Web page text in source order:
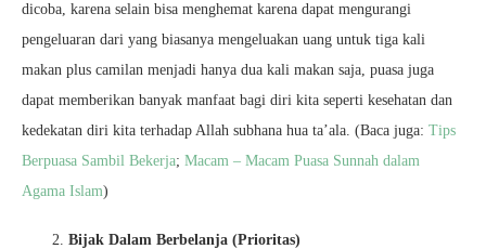
dicoba, karena selain bisa menghemat karena dapat mengurangi
pengeluaran dari yang biasanya mengeluakan uang untuk tiga kali
makan plus camilan menjadi hanya dua kali makan saja, puasa juga
dapat memberikan banyak manfaat bagi diri kita seperti kesehatan dan
kedekatan diri kita terhadap Allah subhana hua ta’ala. (Baca juga: Tips
Berpuasa Sambil Bekerja; Macam – Macam Puasa Sunnah dalam
Agama Islam)
Bijak Dalam Berbelanja (Prioritas)